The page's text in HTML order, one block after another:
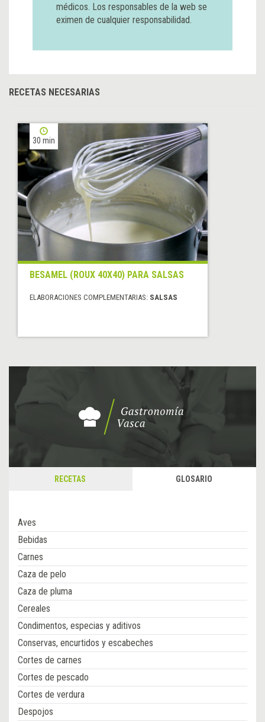
médicos. Los responsables de la web se
eximen de cualquier responsabilidad.
RECETAS NECESARIAS
30 min
BESAMEL (ROUX 40X40) PARA SALSAS
ELABORACIONES COMPLEMENTARIAS: SALSAS
RECETAS GLOSARIO
Aves
Bebidas
Carnes
Caza de pelo
Caza de pluma
Cereales
Condimentos, especias y aditivos
Conservas, encurtidos y escabeches
Cortes de carnes
Cortes de pescado
Cortes de verdura
Despojos